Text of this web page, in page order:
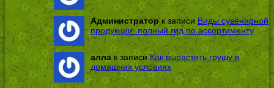
Администраторк записи Виды сувенирной
продукции: полный гид по ассортименту
алла к записиКак вырастить грушу в
домашних условиях